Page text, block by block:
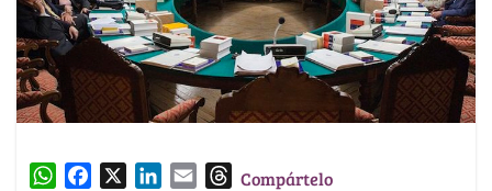
W
TCompártelo